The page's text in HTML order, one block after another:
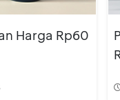
Harga Rp60